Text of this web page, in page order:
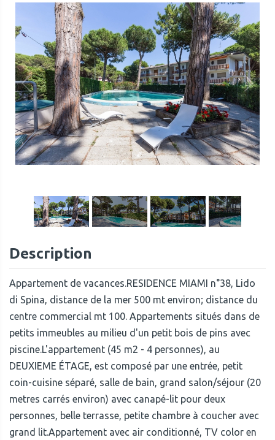
Description
Appartement de vacances.RESIDENCE MIAMI n°38, Lido
di Spina, distance de la mer 500 mt environ; distance du
centre commercial mt 100. Appartements situés dans de
petits immeubles au milieu d'un petit bois de pins avec
piscine.L'appartement (45 m2 - 4 personnes), au
DEUXIEME ÉTAGE, est composé par une entrée, petit
coin-cuisine séparé, salle de bain, grand salon/séjour (20
metres carrés environ) avec canapé-lit pour deux
personnes, belle terrasse, petite chambre à coucher avec
grand lit.Appartement avec air conditionné, TV color en